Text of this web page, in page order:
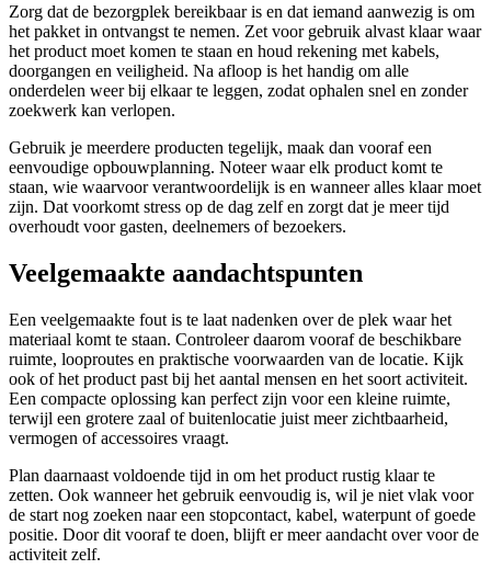
Zorg dat de bezorgplek bereikbaar is en dat iemand aanwezig is om
het pakket in ontvangst te nemen. Zet voor gebruik alvast klaar waar
het product moet komen te staan en houd rekening met kabels,
doorgangen en veiligheid. Na afloop is het handig om alle
onderdelen weer bij elkaar te leggen, zodat ophalen snel en zonder
zoekwerk kan verlopen.
Gebruik je meerdere producten tegelijk, maak dan vooraf een
eenvoudige opbouwplanning. Noteer waar elk product komt te
staan, wie waarvoor verantwoordelijk is en wanneer alles klaar moet
zijn. Dat voorkomt stress op de dag zelf en zorgt dat je meer tijd
overhoudt voor gasten, deelnemers of bezoekers.
Veelgemaakte aandachtspunten
Een veelgemaakte fout is te laat nadenken over de plek waar het
materiaal komt te staan. Controleer daarom vooraf de beschikbare
ruimte, looproutes en praktische voorwaarden van de locatie. Kijk
ook of het product past bij het aantal mensen en het soort activiteit.
Een compacte oplossing kan perfect zijn voor een kleine ruimte,
terwijl een grotere zaal of buitenlocatie juist meer zichtbaarheid,
vermogen of accessoires vraagt.
Plan daarnaast voldoende tijd in om het product rustig klaar te
zetten. Ook wanneer het gebruik eenvoudig is, wil je niet vlak voor
de start nog zoeken naar een stopcontact, kabel, waterpunt of goede
positie. Door dit vooraf te doen, blijft er meer aandacht over voor de
activiteit zelf.